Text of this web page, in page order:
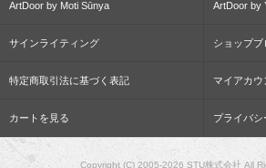
ArtDoor by Moti Sūnya ArtDoor by
サインライティング ショップブ
特定商取引法に基づく表記 マイアカウ
カートを見る プライバシ
Copyright (C) 2005-2026 STU株式会社 All